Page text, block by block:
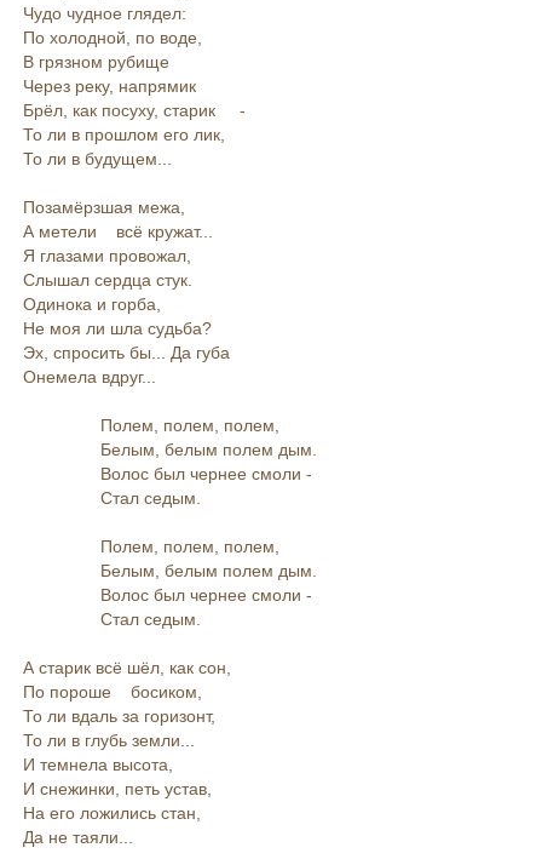
Чудо чудное глядел:
По холодной, по воде,
В грязном рубище
Через реку, напрямик
Брёл, как посуху, старик -
То ли в прошлом его лик,
То ли в будущем...
Позамёрзшая межа,
А метели всё кружат...
Я глазами провожал,
Слышал сердца стук.
Одинока и горба,
Не моя ли шла судьба?
Эх, спросить бы... Да губа
Онемела вдруг...
Полем, полем, полем,
Белым, белым полем дым.
Волос был чернее смоли -
Стал седым.
Полем, полем, полем,
Белым, белым полем дым.
Волос был чернее смоли -
Стал седым.
А старик всё шёл, как сон,
По пороше босиком,
То ли вдаль за горизонт,
То ли в глубь земли...
И темнела высота,
И снежинки, петь устав,
На его ложились стан,
Да не таяли...